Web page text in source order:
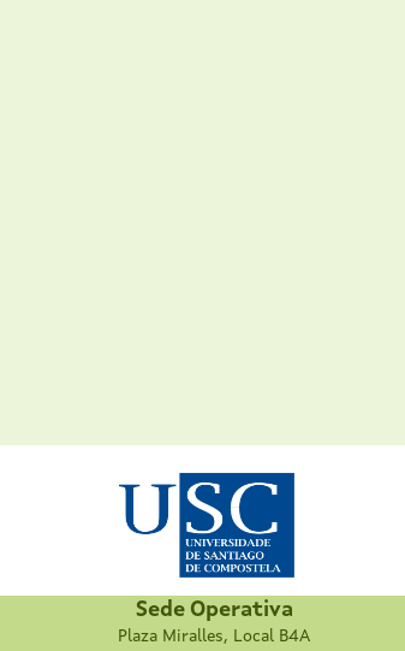
Sede Operativa
Plaza Miralles, Local B4A